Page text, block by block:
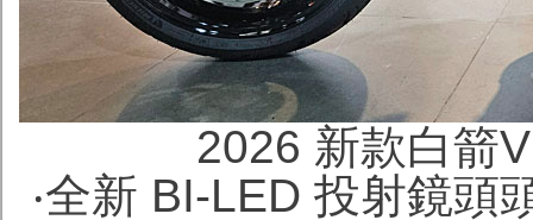
2026 新款白箭
‧全新 BI-LED 投射鏡頭